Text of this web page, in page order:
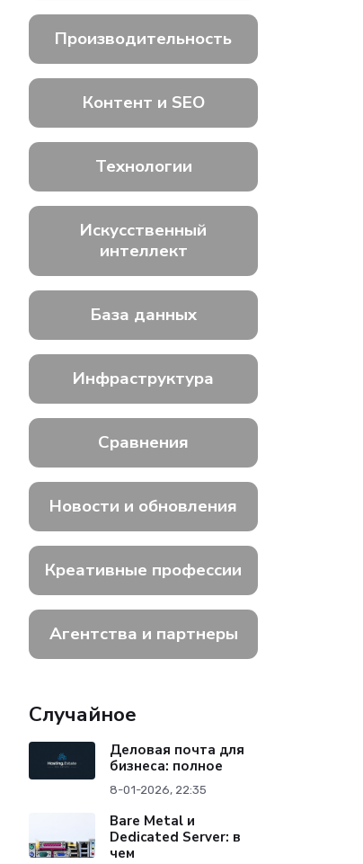
Производительность
Контент и SEO
Технологии
Искусственный
интеллект
База данных
Инфраструктура
Сравнения
Новости и обновления
Креативные профессии
Агентства и партнеры
Случайное
Деловая почта для
бизнеса: полное
8-01-2026, 22:35
Bare Metal и
Dedicated Server: в
чем